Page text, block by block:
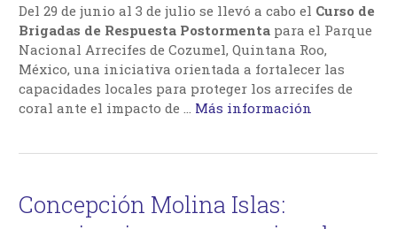
Del 29 de junio al 3 de julio se llevó a cabo el Curso de
Brigadas de Respuesta Postormenta para el Parque
Nacional Arrecifes de Cozumel, Quintana Roo,
México, una iniciativa orientada a fortalecer las
capacidades locales para proteger los arrecifes de
coral ante el impacto de … Más información
Concepción Molina Islas: